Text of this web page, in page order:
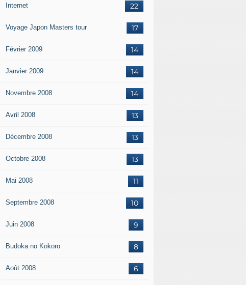
22
Internet
17
Voyage Japon Masters tour
14
Février 2009
14
Janvier 2009
14
Novembre 2008
13
Avril 2008
13
Décembre 2008
13
Octobre 2008
11
Mai 2008
10
Septembre 2008
9
Juin 2008
8
Budoka no Kokoro
6
Août 2008